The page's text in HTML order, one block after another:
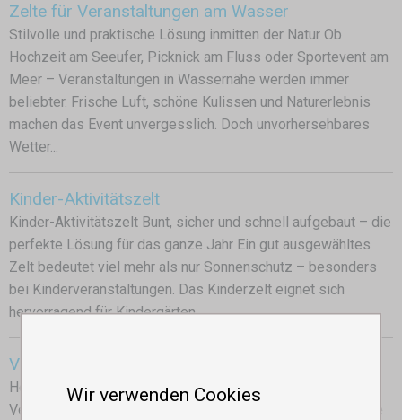
Zelte für Veranstaltungen am Wasser
Stilvolle und praktische Lösung inmitten der Natur Ob
Hochzeit am Seeufer, Picknick am Fluss oder Sportevent am
Meer – Veranstaltungen in Wassernähe werden immer
beliebter. Frische Luft, schöne Kulissen und Naturerlebnis
machen das Event unvergesslich. Doch unvorhersehbares
Wetter...
Kinder-Aktivitätszelt
Kinder-Aktivitätszelt Bunt, sicher und schnell aufgebaut – die
perfekte Lösung für das ganze Jahr Ein gut ausgewähltes
Zelt bedeutet viel mehr als nur Sonnenschutz – besonders
bei Kinderveranstaltungen. Das Kinderzelt eignet sich
hervorragend für Kindergärten,...
Vorteile von hexagonalen Aluminiumzelten
Hexagonales Zelt – professionelle Lösung für
Veranstaltungen Wenn Stabilität, Langlebigkeit und einfache
Wir verwenden Cookies